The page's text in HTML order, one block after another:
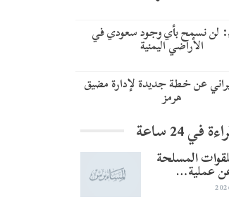
لن نسمح بأي وجود سعودي في
الأراضي اليمنية
عن خطة جديدة لإدارة مضيق
هرمز
24 ساعة
المسلحة
عن عملية…